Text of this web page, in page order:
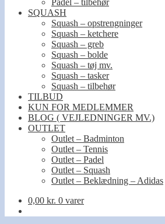
Padel – tilbehør
SQUASH
Squash – opstrengninger
Squash – ketchere
Squash – greb
Squash – bolde
Squash – tøj mv.
Squash – tasker
Squash – tilbehør
TILBUD
KUN FOR MEDLEMMER
BLOG ( VEJLEDNINGER MV.)
OUTLET
Outlet – Badminton
Outlet – Tennis
Outlet – Padel
Outlet – Squash
Outlet – Beklædning – Adidas
0,00 kr. 0 varer